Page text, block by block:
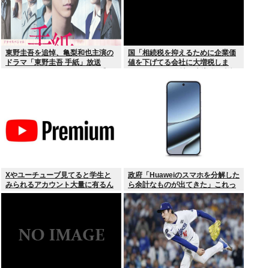
東野圭吾を追悼、亀梨和也主演の
ドラマ「東野圭吾 手紙」放送
国「相続税を抑えるために企業価
値を下げてる会社に大増税しま
Xやユーチューブ見てると学生と
みられるアカウント大量に有るん
けど
政府「Huaweiのスマホを分解した
ら余計なものが出てきた」これっ
て結局なんだったの？